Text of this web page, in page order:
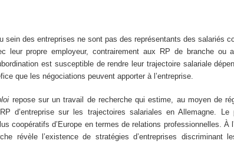
sein des entreprises ne sont pas des représentants des salariés
leur propre employeur, contrairement aux RP de branche ou
est susceptible de rendre leur trajectoire salariale
que les négociations peuvent apporter à l’entreprise.
repose sur un travail de recherche qui estime, au moyen de
d’entreprise sur les trajectoires salariales en Allemagne. Le
coopératifs d’Europe en termes de relations professionnelles. À
révèle l’existence de stratégies d’entreprises discriminant